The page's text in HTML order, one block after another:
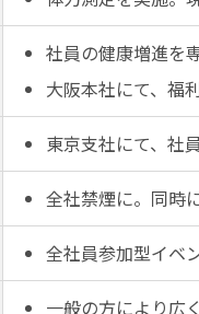
社員の健康増進を
大阪本社にて、福
東京支社にて、社
全社禁煙に。同時
全社員参加型イベ
一般の方により広